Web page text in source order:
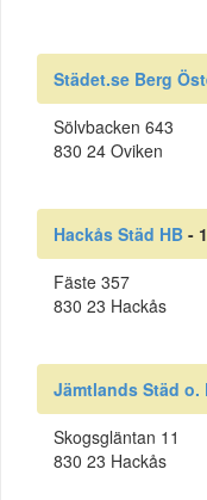
Städet.se Berg
Sölvbacken 643
830 24 Oviken
Hackås Städ HB -
Fäste 357
830 23 Hackås
Jämtlands Städ
Skogsgläntan 11
830 23 Hackås